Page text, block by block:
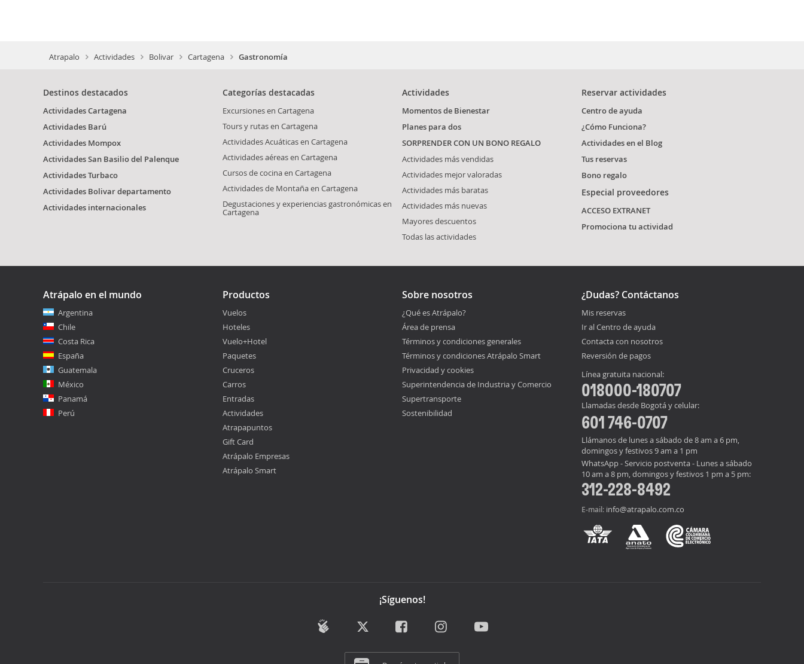
Atrapalo Actividades Bolivar Cartagena Gastronomía
Destinos destacados
Actividades Cartagena
Actividades Barú
Actividades Mompox
Actividades San Basilio del Palenque
Actividades Turbaco
Actividades Bolivar departamento
Actividades internacionales
Categorías destacadas
Excursiones en Cartagena
Tours y rutas en Cartagena
Actividades Acuáticas en Cartagena
Actividades aéreas en Cartagena
Cursos de cocina en Cartagena
Actividades de Montaña en Cartagena
Degustaciones y experiencias gastronómicas en
Cartagena
Actividades
Momentos de Bienestar
Planes para dos
SORPRENDER CON UN BONO REGALO
Actividades más vendidas
Actividades mejor valoradas
Actividades más baratas
Actividades más nuevas
Mayores descuentos
Todas las actividades
Reservar actividades
Centro de ayuda
¿Cómo Funciona?
Actividades en el Blog
Tus reservas
Bono regalo
Especial proveedores
ACCESO EXTRANET
Promociona tu actividad
Atrápalo en el mundo
Argentina
Chile
Costa Rica
España
Guatemala
México
Panamá
Perú
Productos
Vuelos
Hoteles
Vuelo+Hotel
Paquetes
Cruceros
Carros
Entradas
Actividades
Atrapapuntos
Gift Card
Atrápalo Empresas
Atrápalo Smart
Sobre nosotros
¿Qué es Atrápalo?
Área de prensa
Términos y condiciones generales
Términos y condiciones Atrápalo Smart
Privacidad y cookies
Superintendencia de Industria y Comercio
Supertransporte
Sostenibilidad
¿Dudas? Contáctanos
Mis reservas
Ir al Centro de ayuda
Contacta con nosotros
Reversión de pagos
Línea gratuita nacional:
018000-180707
Llamadas desde Bogotá y celular:
601 746-0707
Llámanos de lunes a sábado de 8 am a 6 pm,
domingos y festivos 9 am a 1 pm
WhatsApp - Servicio postventa - Lunes a sábado
10 am a 8 pm, domingos y festivos 1 pm a 5 pm:
312-228-8492
E-mail: info@atrapalo.com.co
¡Síguenos!